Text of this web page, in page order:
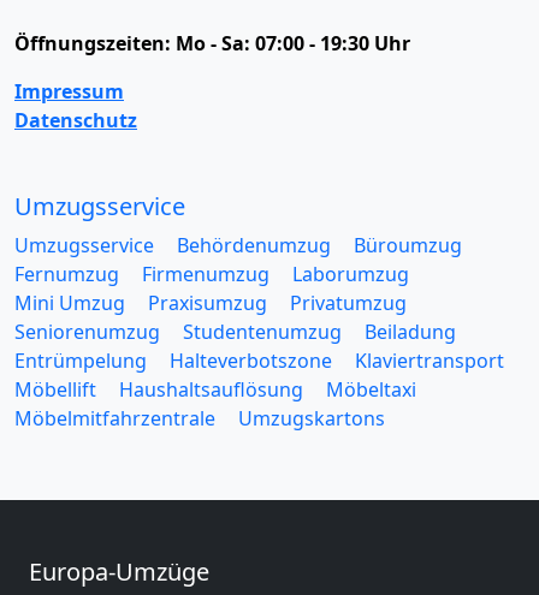
Öffnungszeiten: Mo - Sa: 07:00 - 19:30 Uhr
Impressum
Datenschutz
Umzugsservice
Umzugsservice Behördenumzug
Büroumzug
Fernumzug
Firmenumzug
Laborumzug
Mini Umzug
Praxisumzug
Privatumzug
Seniorenumzug
Studentenumzug
Beiladung
Entrümpelung
Halteverbotszone
Klaviertransport
Möbellift
Haushaltsauflösung
Möbeltaxi
Möbelmitfahrzentrale
Umzugskartons
Europa-Umzüge